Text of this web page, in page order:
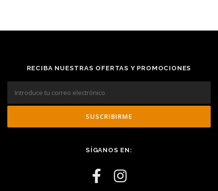
RECIBA NUESTRAS OFERTAS Y PROMOCIONES
SÍGANOS EN: